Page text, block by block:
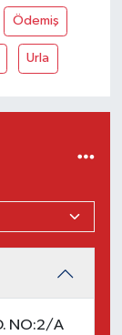
Ödemiş
Urla
NO:2/A